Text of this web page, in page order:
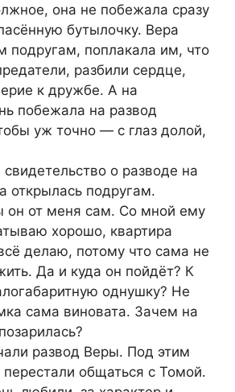
она не побежала сразу
бутылочку. Вера
подругам, поплакала им, что
рaзбили сeрдце,
к дружбе. А на
побежала на развод
уж точно — с глаз долой,
свидетельство о разводе на
открылась подругам.
он от меня сам. Со мной ему
хорошо, квартира
делаю, потому что сама не
Да и куда он пойдёт? К
однушку? Не
сама виновата. Зачем на
развод Веры. Под этим
общаться с Томой.